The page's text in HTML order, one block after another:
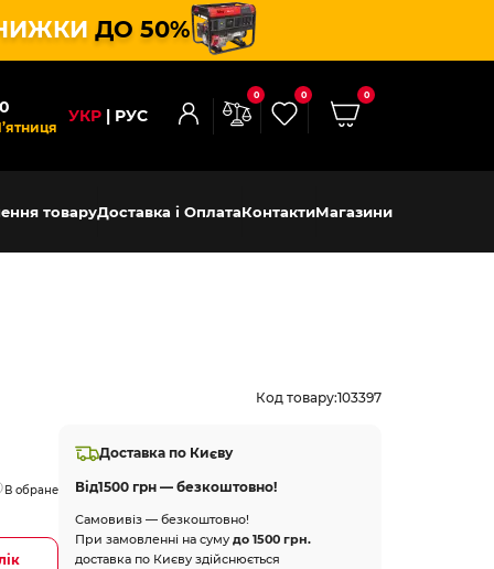
ДО 50%
УКР РУС
0 0 0
товаруДоставка і ОплатаКонтактиМагазини
Код товару:103397
В обране
Доставка по Києву
Від1500 грн — безкоштовно!
Самовивіз — безкоштовно!
При замовленні на сумудо 1500 грн.
доставка по Києву здійснюється